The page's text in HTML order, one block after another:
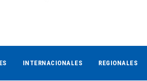
INTERNACIONALES REGIONALES